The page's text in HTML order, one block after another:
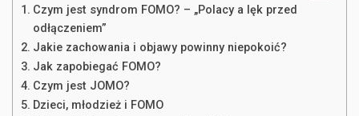
Czym jest syndrom FOMO? – „Polacy a lęk przed
odłączeniem”
Jakie zachowania i objawy powinny niepokoić?
Jak zapobiegać FOMO?
Czym jest JOMO?
Dzieci, młodzież i FOMO